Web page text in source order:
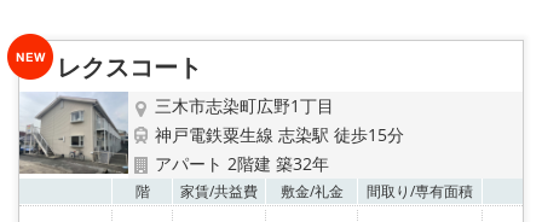
地図から探す
スタッフ紹介
店舗情報·アクセス
レクスコート
三木市志染町広野1丁目
神戸電鉄粟生線 志染駅 徒歩15分
アパート 2階建 築32年
階 家賃/共益費 敷金/礼金 間取り/専有面積